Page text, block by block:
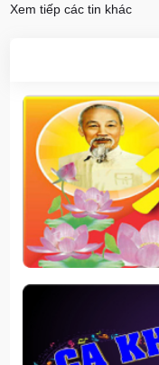
Xem tiếp các tin khác